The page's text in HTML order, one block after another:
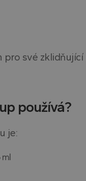
své
používá?
je: